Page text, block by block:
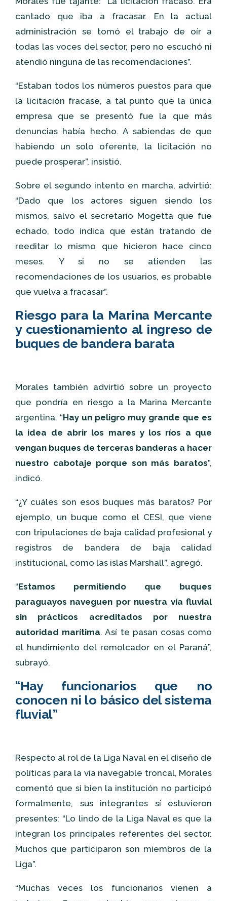
cantado que iba a fracasar. En la actual
administración se tomó el trabajo de oír a
todas las voces del sector, pero no escuchó ni
atendió ninguna de las recomendaciones”.
“Estaban todos los números puestos para que
la licitación fracase, a tal punto que la única
empresa que se presentó fue la que más
denuncias había hecho. A sabiendas de que
habiendo un solo oferente, la licitación no
puede prosperar”, insistió.
Sobre el segundo intento en marcha, advirtió:
“Dado que los actores siguen siendo los
mismos, salvo el secretario Mogetta que fue
echado, todo indica que están tratando de
reeditar lo mismo que hicieron hace cinco
meses. Y si no se atienden las
recomendaciones de los usuarios, es probable
que vuelva a fracasar”.
Riesgo para la Marina Mercante
y cuestionamiento al ingreso de
buques de bandera barata
Morales también advirtió sobre un proyecto
que pondría en riesgo a la Marina Mercante
argentina. “Hay un peligro muy grande que es
la idea de abrir los mares y los ríos a que
vengan buques de terceras banderas a hacer
nuestro cabotaje porque son más baratos”,
indicó.
“¿Y cuáles son esos buques más baratos? Por
ejemplo, un buque como el CESI, que viene
con tripulaciones de baja calidad profesional y
registros de bandera de baja calidad
institucional, como las islas Marshall”, agregó.
“Estamos permitiendo que buques
paraguayos naveguen por nuestra vía fluvial
sin prácticos acreditados por nuestra
autoridad marítima. Así te pasan cosas como
el hundimiento del remolcador en el Paraná”,
subrayó.
“Hay funcionarios que no
conocen ni lo básico del sistema
fluvial”
Respecto al rol de la Liga Naval en el diseño de
políticas para la vía navegable troncal, Morales
comentó que si bien la institución no participó
formalmente, sus integrantes sí estuvieron
presentes: “Lo lindo de la Liga Naval es que la
integran los principales referentes del sector.
Muchos que participaron son miembros de la
Liga”.
“Muchas veces los funcionarios vienen a